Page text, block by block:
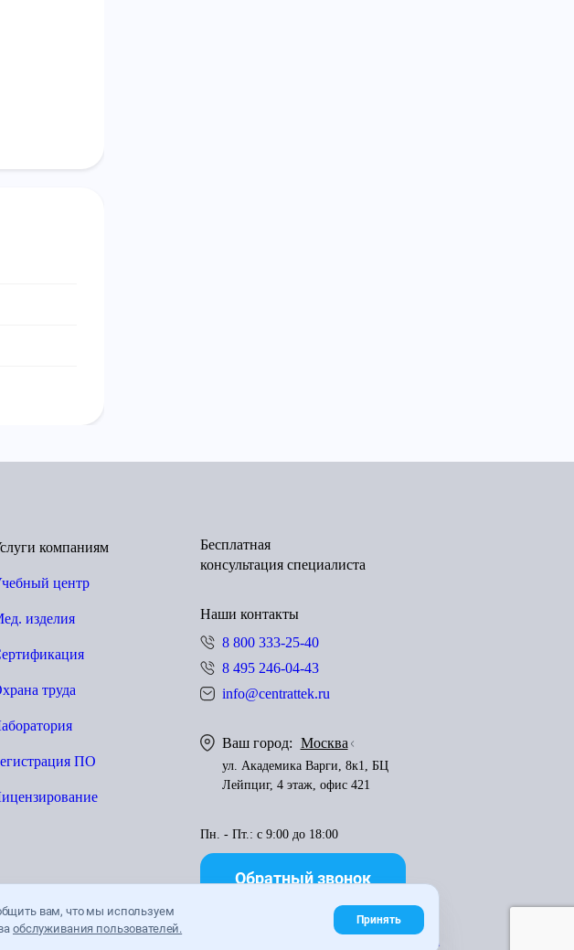
вам, что мы используем
обслуживания пользователей.
Принять
компаниям
центр
изделия
труда
ПО
Бесплатная
консультация специалиста
Наши контакты
8 800 333-25-40
8 495 246-04-43
info@centrattek.ru
Ваш город: Москва
ул. Академика Варги, 8к1, БЦ
Лейпциг, 4 этаж, офис 421
Пн. - Пт.: с 9:00 до 18:00
Обратный звонок
Карта сайта